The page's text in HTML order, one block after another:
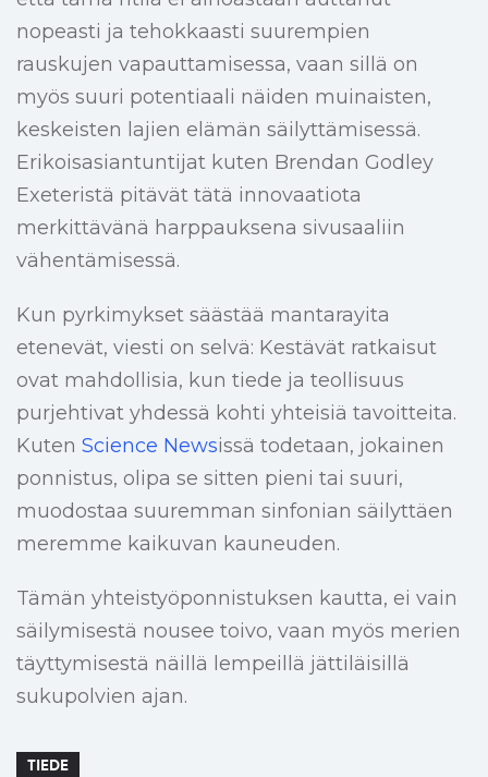
nopeasti ja tehokkaasti suurempien
rauskujen vapauttamisessa, vaan sillä on
myös suuri potentiaali näiden muinaisten,
keskeisten lajien elämän säilyttämisessä.
Erikoisasiantuntijat kuten Brendan Godley
Exeteristä pitävät tätä innovaatiota
merkittävänä harppauksena sivusaaliin
vähentämisessä.
Kun pyrkimykset säästää mantarayita
etenevät, viesti on selvä: Kestävät ratkaisut
ovat mahdollisia, kun tiede ja teollisuus
purjehtivat yhdessä kohti yhteisiä tavoitteita.
Kuten Science Newsissä todetaan, jokainen
ponnistus, olipa se sitten pieni tai suuri,
muodostaa suuremman sinfonian säilyttäen
meremme kaikuvan kauneuden.
Tämän yhteistyöponnistuksen kautta, ei vain
säilymisestä nousee toivo, vaan myös merien
täyttymisestä näillä lempeillä jättiläisillä
sukupolvien ajan.
TIEDE